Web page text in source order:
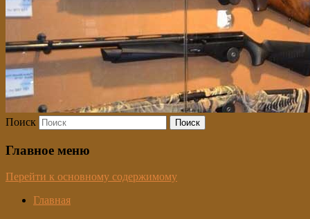
Поиск
Главное меню
Перейти к основному содержимому
Главная